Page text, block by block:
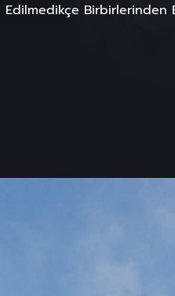
Edilmedikçe Birbirlerinden